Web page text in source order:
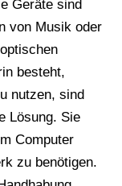
Geräte sind
von Musik oder
besteht,
nutzen, sind
Lösung. Sie
Computer
zu benötigen.